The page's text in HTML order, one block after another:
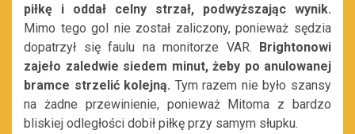
piłkę i oddał celny strzał, podwyższając wynik.
Mimo tego gol nie został zaliczony, ponieważ sędzia
dopatrzył się faulu na monitorze VAR. Brightonowi
zajeło zaledwie siedem minut, żeby po anulowanej
bramce strzelić kolejną. Tym razem nie było szansy
na żadne przewinienie, ponieważ Mitoma z bardzo
bliskiej odległości dobił piłkę przy samym słupku.